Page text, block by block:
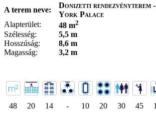
A terem neve:
Donizetti
York Palace
Alapterület:
48 m2
Szélesség:
5,5 m
Hosszúság:
8,6 m
Magasság:
3,2 m
48 20 14 - 10 20 30 45